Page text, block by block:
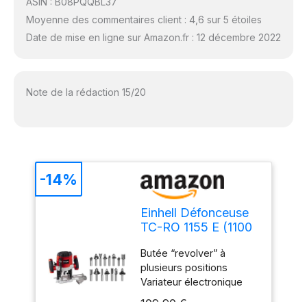
Moyenne des commentaires client : 4,6 sur 5 étoiles
Date de mise en ligne sur Amazon.fr : 12 décembre 2022
Note de la rédaction 15/20
Einhell Défonceuse
TC-RO 1155 E (1100
30000 trs/min,
Hauteur de levée :
55 mm, Pince de
serrage : Ø 8 et Ø 6
Butée “revolver” à
plusieurs positions
Variateur électronique
-14%